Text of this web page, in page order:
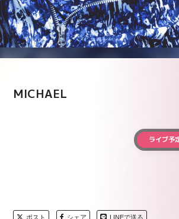
MICHAEL
ライブ予
ポスト シェア LINEで送る